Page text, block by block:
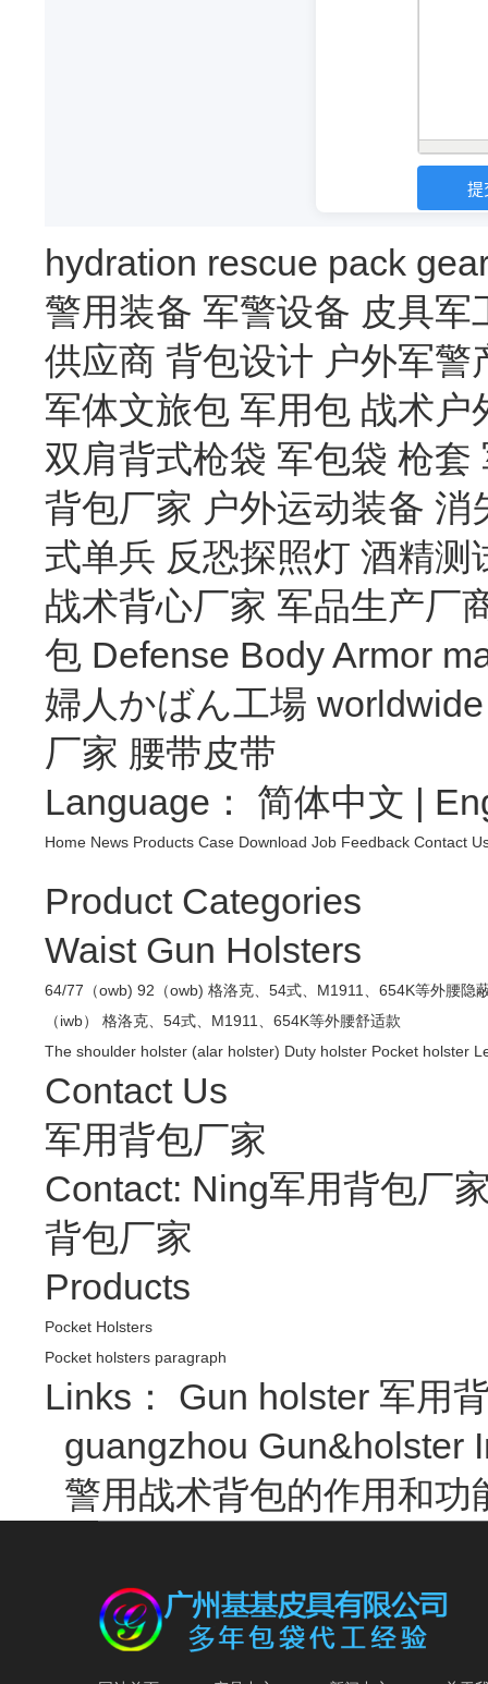
hydration rescue pack
警用装备 军警设备 皮具军
供应商 背包设计 户外军警
军体文旅包 军用包 战术户
双肩背式枪袋 军包袋 枪套
背包厂家 户外运动装备 消
式单兵 反恐探照灯 酒精测
战术背心厂家 军品生产厂
包 Defense Body Armor
婦人かばん工場 worldwide
厂家 腰带皮带
Language： 简体中文 |
Home News Products Case Download Job Feedback Contact
Product Categories
Waist Gun Holsters
64/77（owb) 92（owb) 格洛克、54式、M1911、654K等外腰隐
（iwb）
格洛克、54式、M1911、654K等外腰舒适款
The shoulder holster (alar holster) Duty holster Pocket holster
Contact Us
军用背包厂家
Contact: Ning军用背包厂
背包厂家
Products
Pocket Holsters
Pocket holsters paragraph
Links： Gun holster 军用
guangzhou Gun&holster
警用战术背包的作用和功